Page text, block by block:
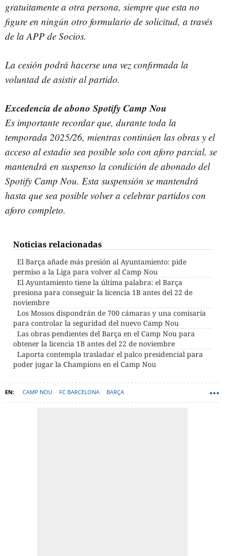
gratuitamente a otra persona, siempre que esta no
figure en ningún otro formulario de solicitud, a través
de la APP de Socios.
La cesión podrá hacerse una vez confirmada la
voluntad de asistir al partido.
Excedencia de abono Spotify Camp Nou
Es importante recordar que, durante toda la
temporada 2025/26, mientras continúen las obras y el
acceso al estadio sea posible solo con aforo parcial, se
mantendrá en suspenso la condición de abonado del
Spotify Camp Nou. Esta suspensión se mantendrá
hasta que sea posible volver a celebrar partidos con
aforo completo.
Noticias relacionadas
El Barça añade más presión al Ayuntamiento: pide
permiso a la Liga para volver al Camp Nou
El Ayuntamiento tiene la última palabra: el Barça
presiona para conseguir la licencia 1B antes del 22 de
noviembre
Los Mossos dispondrán de 700 cámaras y una comisaría
para controlar la seguridad del nuevo Camp Nou
Las obras pendientes del Barça en el Camp Nou para
obtener la licencia 1B antes del 22 de noviembre
Laporta contempla trasladar el palco presidencial para
poder jugar la Champions en el Camp Nou
CAMP NOU FC BARCELONA BARÇA